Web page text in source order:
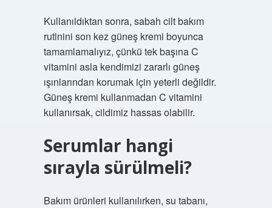
Kullanıldıktan sonra, sabah cilt bakım
rutinini son kez güneş kremi boyunca
tamamlamalıyız, çünkü tek başına C
vitamini asla kendimizi zararlı güneş
ışınlarından korumak için yeterli değildir.
Güneş kremi kullanmadan C vitamini
kullanırsak, cildimiz hassas olabilir.
Serumlar hangi
sırayla sürülmeli?
Bakım ürünleri kullanılırken, su tabanı,